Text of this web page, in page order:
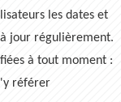
les dates et
jour régulièrement.
à tout moment :
référer